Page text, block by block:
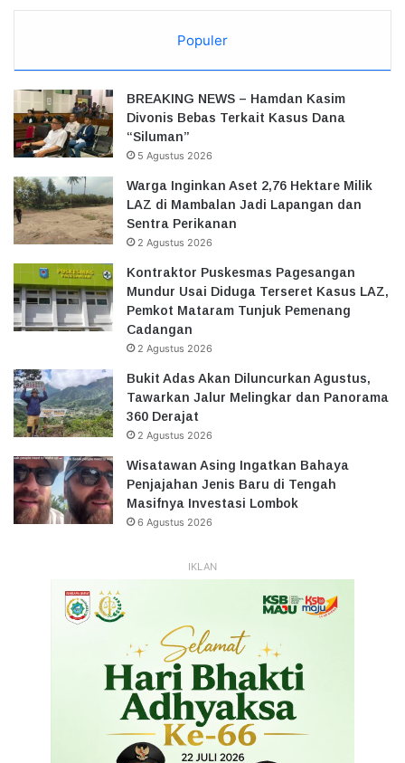
Populer
BREAKING NEWS – Hamdan Kasim
Divonis Bebas Terkait Kasus Dana
“Siluman”
5 Agustus 2026
Warga Inginkan Aset 2,76 Hektare Milik
LAZ di Mambalan Jadi Lapangan dan
Sentra Perikanan
2 Agustus 2026
Kontraktor Puskesmas Pagesangan
Mundur Usai Diduga Terseret Kasus LAZ,
Pemkot Mataram Tunjuk Pemenang
Cadangan
2 Agustus 2026
Bukit Adas Akan Diluncurkan Agustus,
Tawarkan Jalur Melingkar dan Panorama
360 Derajat
2 Agustus 2026
Wisatawan Asing Ingatkan Bahaya
Penjajahan Jenis Baru di Tengah
Masifnya Investasi Lombok
6 Agustus 2026
IKLAN